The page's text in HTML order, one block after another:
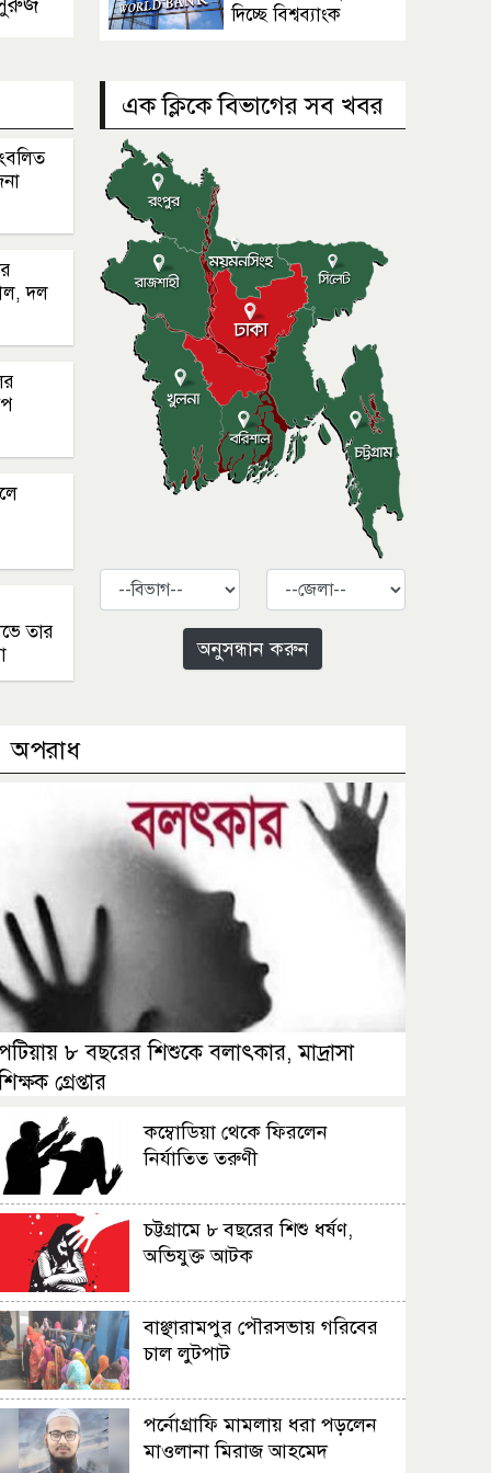
দিচ্ছে বিশ্বব্যাংক
দল
তার
এক ক্লিকে বিভাগের সব খবর
বিভাগ জেলা
অনুসন্ধান করুন
অপরাধ
৮ বছরের শিশুকে বলাৎকার, মাদ্রাসা
গ্রেপ্তার
কম্বোডিয়া থেকে ফিরলেন
নির্যাতিত তরুণী
চট্টগ্রামে ৮ বছরের শিশু ধর্ষণ,
অভিযুক্ত আটক
বাঞ্ছারামপুর পৌরসভায় গরিবের
চাল লুটপাট
পর্নোগ্রাফি মামলায় ধরা পড়লেন
মাওলানা মিরাজ আহমেদ